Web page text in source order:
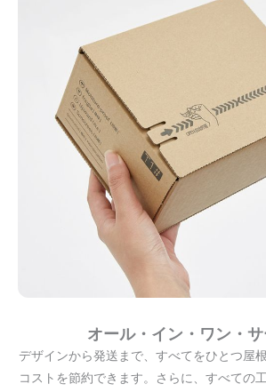
オール・イン・ワン・
デザインから発送まで、すべてをひとつ屋
コストを節約できます。さらに、すべての